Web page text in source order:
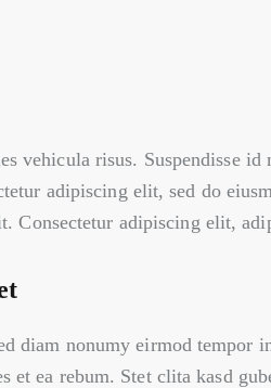
vehicula risus. Suspendisse
adipiscing elit, sed do
Consectetur adipiscing elit,
diam nonumy eirmod tempor
ea rebum. Stet clita kasd